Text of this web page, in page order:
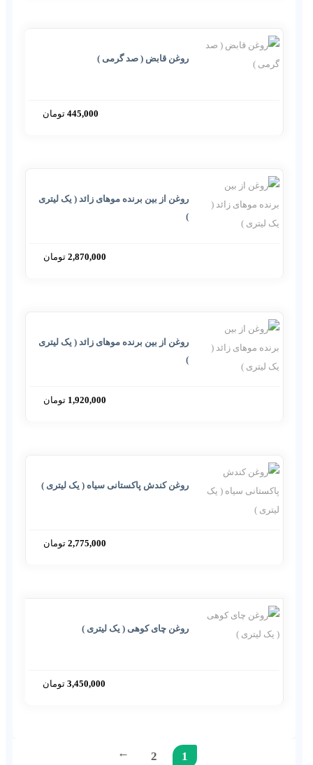
روغن قابض ( صد گرمی )
445,000 تومان
روغن از بین برنده موهای زائد ( یک لیتری
)
2,870,000 تومان
روغن از بین برنده موهای زائد ( یک لیتری
)
1,920,000 تومان
روغن کندش پاکستانی سیاه ( یک لیتری )
2,775,000 تومان
روغن چای کوهی ( یک لیتری )
3,450,000 تومان
1
2
→